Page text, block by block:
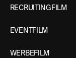
RECRUITINGFILM
EVENTFILM
WERBEFILM